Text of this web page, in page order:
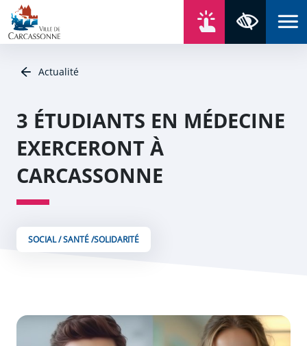
Aller au contenu
Aller au menu
Aller au plan du site
Aller à la recherche
Actualité
3 ÉTUDIANTS EN MÉDECINE
EXERCERONT À
CARCASSONNE
SOCIAL / SANTÉ /SOLIDARITÉ
Zoom de l'image
Panneau de gestion des cookies